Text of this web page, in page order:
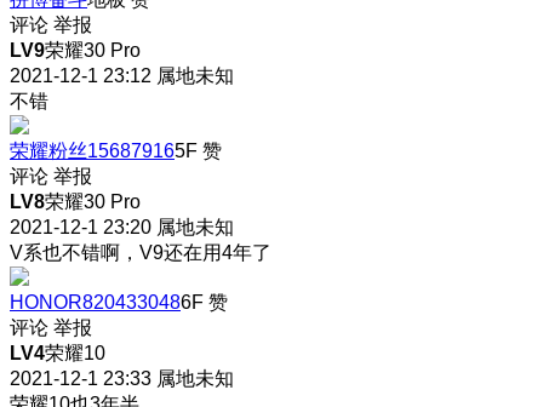
评论 举报
LV9荣耀30 Pro
2021-12-1 23:12 属地未知
不错
荣耀粉丝156879165F 赞
评论 举报
LV8荣耀30 Pro
2021-12-1 23:20 属地未知
V系也不错啊，V9还在用4年了
HONOR8204330486F 赞
评论 举报
LV4荣耀10
2021-12-1 23:33 属地未知